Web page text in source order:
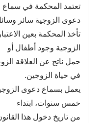
تعتمد المحكمة في سماع
دعوى الزوجية سائر
تأخذ المحكمة بعين
الزوجية وجود أطفال أو
حمل ناتج عن العلاقة
في حياة الزوجين.
يعمل بسماع دعوى
خمس سنوات، ابتداء
من تاريخ دخول هذا